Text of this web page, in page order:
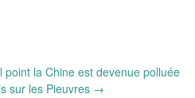
point la Chine est devenue polluée
sur les Pieuvres →